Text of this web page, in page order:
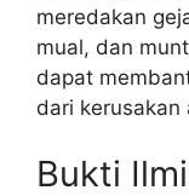
meredakan
mual, dan
dapat
dari kerusakan
Bukti